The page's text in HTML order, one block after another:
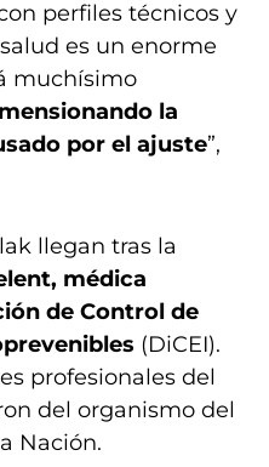
perfiles técnicos y
es un enorme
muchísimo
la
por el ajuste”,
llegan tras la
médica
de Control de
(DiCEI).
profesionales del
del organismo del
Nación.